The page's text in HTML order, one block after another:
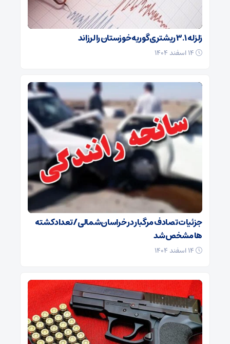
زلزله ۳.۱ ریشتری گوریه خوزستان را لرزاند
جزئیات تصادف مرگبار در خراسان‌شمالی/ تعداد کشته
ها مشخص شد